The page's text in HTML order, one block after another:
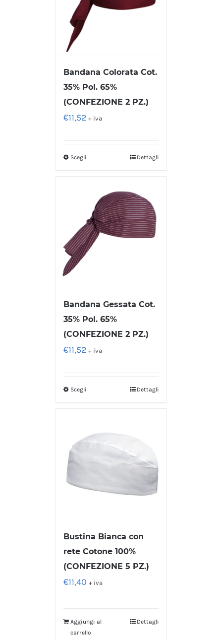
Bandana Colorata Cot.
35% Pol. 65%
(CONFEZIONE 2 PZ.)
€11,52 + iva
Scegli Dettagli
Bandana Gessata Cot.
35% Pol. 65%
(CONFEZIONE 2 PZ.)
€11,52 + iva
Scegli Dettagli
Bustina Bianca con
rete Cotone 100%
(CONFEZIONE 5 PZ.)
€11,40 + iva
Aggiungi al
carrello
Dettagli